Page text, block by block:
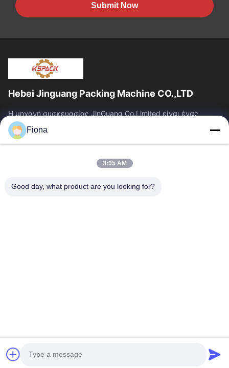
Submit Now
Hebei Jinguang Packing Machine CO.,LTD
Η μηχανή συσκευασίας JinGuang Co.Limited είναι ένας
επαγγελματικός ζαρωμένος εξοπλισμός εκτύπωσης
χαρτοκιβωτίων και σχετικά μηχανήματα για την...
Γρήγοροι Σύνδεσμοι
Προϊόντα
Περίπου Εμείς
Γύρος Εργοστασίων
Fiona
3:05 AM
Good day, what product are you looking for?